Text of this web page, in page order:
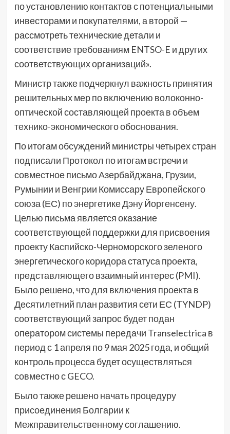
по установлению контактов с потенциальными
инвесторами и покупателями, а второй —
рассмотреть технические детали и
соответствие требованиям ENTSO-E и других
соответствующих организаций».
Министр также подчеркнул важность принятия
решительных мер по включению волоконно-
оптической составляющей проекта в объем
технико-экономического обоснования.
По итогам обсуждений министры четырех стран
подписали Протокол по итогам встречи и
совместное письмо Азербайджана, Грузии,
Румынии и Венгрии Комиссару Европейского
союза (ЕС) по энергетике Дэну Йоргенсену.
Целью письма является оказание
соответствующей поддержки для присвоения
проекту Каспийско-Черноморского зеленого
энергетического коридора статуса проекта,
представляющего взаимный интерес (PMI).
Было решено, что для включения проекта в
Десятилетний план развития сети ЕС (TYNDP)
соответствующий запрос будет подан
оператором системы передачи Transelectrica в
период с 1 апреля по 9 мая 2025 года, и общий
контроль процесса будет осуществляться
совместно с GECO.
Было также решено начать процедуру
присоединения Болгарии к
Межправительственному соглашению.